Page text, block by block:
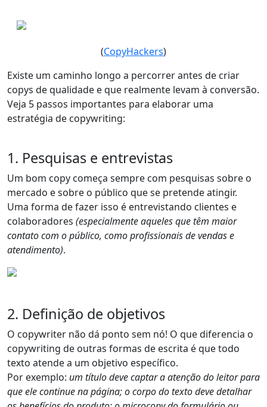
(CopyHackers)
Existe um caminho longo a percorrer antes de criar
copys de qualidade e que realmente levam à conversão.
Veja 5 passos importantes para elaborar uma
estratégia de copywriting:
1. Pesquisas e entrevistas
Um bom copy começa sempre com pesquisas sobre o
mercado e sobre o público que se pretende atingir.
Uma forma de fazer isso é entrevistando clientes e
colaboradores (especialmente aqueles que têm maior
contato com o público, como profissionais de vendas e
atendimento).
2. Definição de objetivos
O copywriter não dá ponto sem nó! O que diferencia o
copywriting de outras formas de escrita é quetodo
texto atende a um objetivo específico.
Por exemplo: um título deve captar a atenção do leitor para
que ele continue na página; o corpo do texto deve detalhar